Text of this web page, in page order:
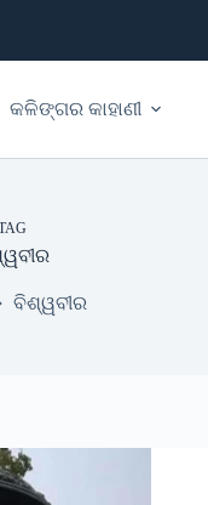
କଳିଙ୍ଗର କାହାଣୀ
ବିଶ୍ୱବୀର